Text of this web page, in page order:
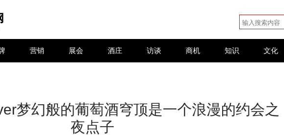
营销 展会 酒庄 访谈 商机 知识 文化
梦幻般的葡萄酒穹顶是一个浪漫的约会之
夜点子